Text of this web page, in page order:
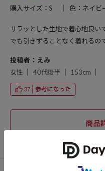
購入サイズ：S 色：ネイビ
サラッとした生地で着心地良い
でも引きずることなく着れるの
投稿者：えみ
女性
40代後半 153cm
37 参考になった
オールイン